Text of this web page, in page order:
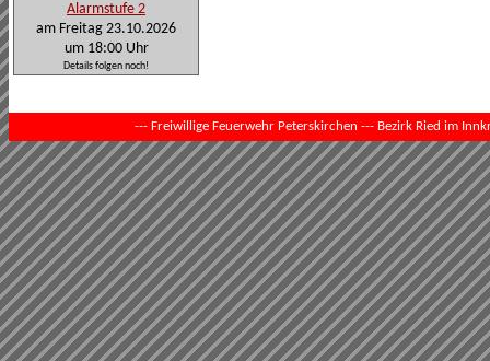
Alarmstufe 2
am Freitag 23.10.2026
um 18:00 Uhr
Details folgen noch!
--- Freiwillige Feuerwehr Peterskirchen --- Bezirk Ried im